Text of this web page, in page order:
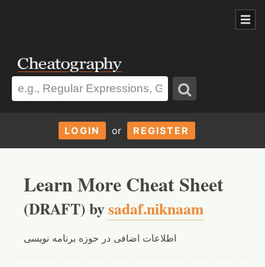
LOGIN or REGISTER
Learn More Cheat Sheet
(DRAFT) bysadaf.niknaam
اطلاعات اضافی در حوزه برنامه نویسی